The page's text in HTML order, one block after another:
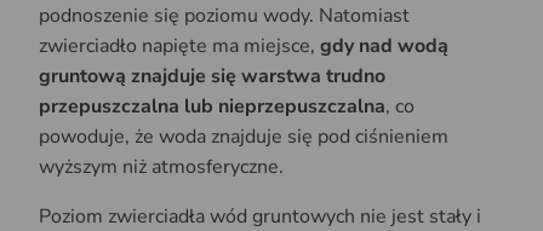
podnoszenie się poziomu wody. Natomiast
zwierciadło napięte ma miejsce, gdy nad wodą
gruntową znajduje się warstwa trudno
przepuszczalna lub nieprzepuszczalna, co
powoduje, że woda znajduje się pod ciśnieniem
wyższym niż atmosferyczne. ​
Poziom zwierciadła wód gruntowych nie jest stały i